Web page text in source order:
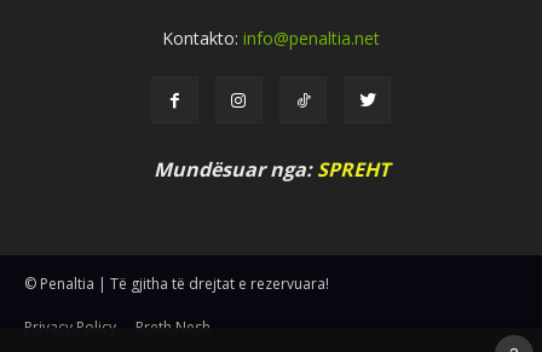
Kontakto: info@penaltia.net
Mundësuar nga:SPREHT
© Penaltia | Të gjitha të drejtat e rezervuara!
Privacy Policy Rreth Nesh